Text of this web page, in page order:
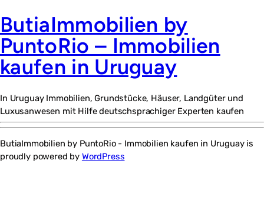
ButiaImmobilien by
PuntoRio – Immobilien
kaufen in Uruguay
In Uruguay Immobilien, Grundstücke, Häuser, Landgüter und
Luxusanwesen mit Hilfe deutschsprachiger Experten kaufen
ButiaImmobilien by PuntoRio - Immobilien kaufen in Uruguay is
proudly powered by WordPress